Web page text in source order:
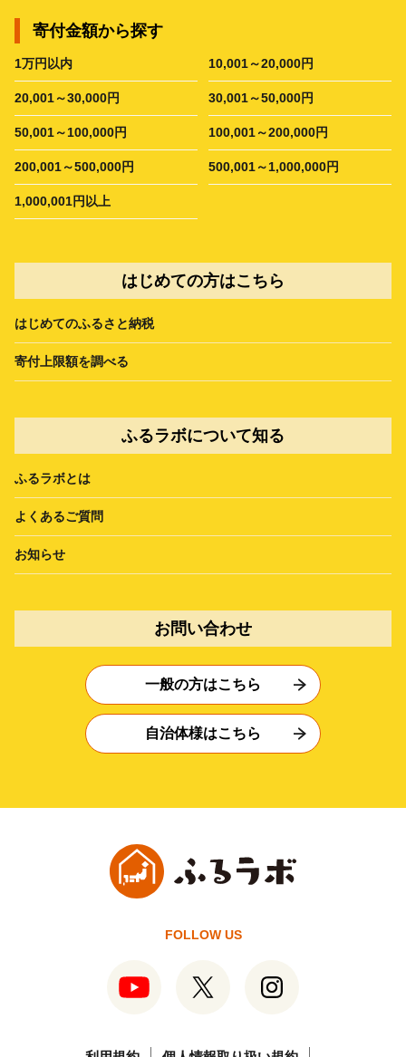
寄付金額から探す
1万円以内 10,001～20,000円
20,001～30,000円 30,001～50,000円
50,001～100,000円 100,001～200,000円
200,001～500,000円 500,001～1,000,000円
1,000,001円以上
はじめての方はこちら
はじめてのふるさと納税
寄付上限額を調べる
ふるラボについて知る
ふるラボとは
よくあるご質問
お知らせ
お問い合わせ
一般の方はこちら
自治体様はこちら
FOLLOW US